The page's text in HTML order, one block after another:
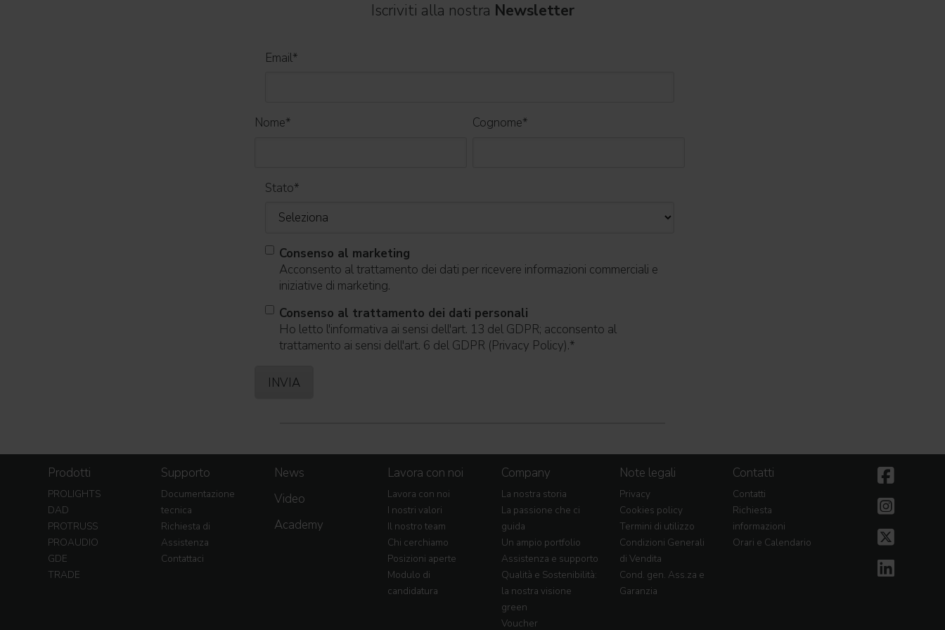
Iscriviti alla nostra Newsletter
Email*
Nome* Cognome*
Stato*
Consenso al marketing
Acconsento al trattamento dei dati per ricevere informazioni commerciali e
iniziative di marketing.
Consenso al trattamento dei dati personali
Ho letto l'informativa ai sensi dell'art. 13 del GDPR; acconsento al
trattamento ai sensi dell'art. 6 del GDPR (Privacy Policy).*
Prodotti
PROLIGHTS
DAD
PROTRUSS
PROAUDIO
GDE
TRADE
Supporto
Documentazione
tecnica
Richiesta di
Assistenza
Contattaci
News
Video
Academy
Lavora con noi
Lavora con noi
I nostri valori
Il nostro team
Chi cerchiamo
Posizioni aperte
Modulo di
candidatura
Company
La nostra storia
La passione che ci
guida
Un ampio portfolio
Assistenza e supporto
Qualità e Sostenibilità:
la nostra visione
green
Voucher
Note legali
Privacy
Cookies policy
Termini di utilizzo
Condizioni Generali
di Vendita
Cond. gen. Ass.za e
Garanzia
Contatti
Contatti
Richiesta
informazioni
Orari e Calendario